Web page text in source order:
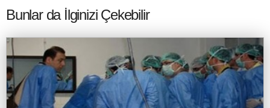
Bunlar da İlginizi Çekebilir